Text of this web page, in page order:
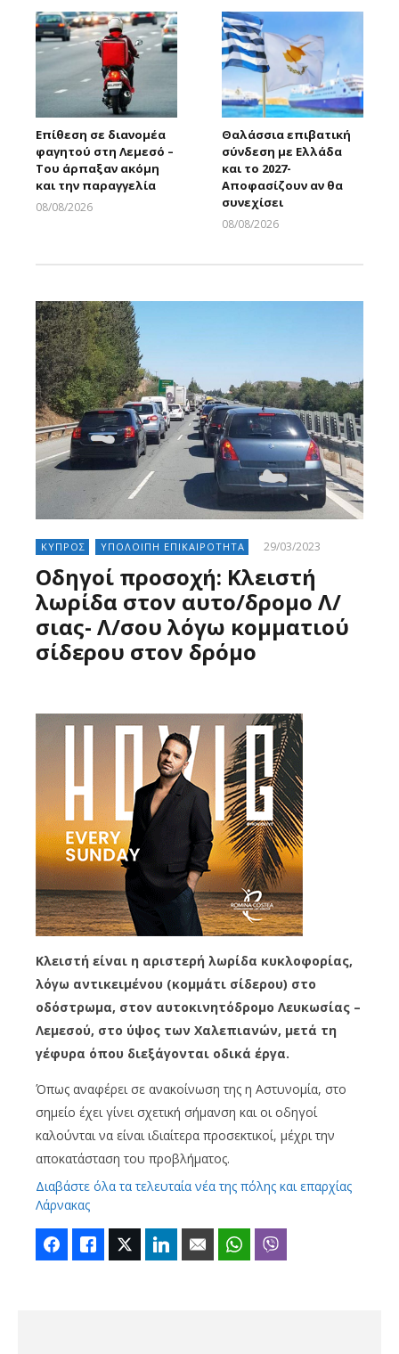
Επίθεση σε διανομέα
φαγητού στη Λεμεσό –
Του άρπαξαν ακόμη
και την παραγγελία
08/08/2026
Θαλάσσια επιβατική
σύνδεση με Ελλάδα
και το 2027-
Αποφασίζουν αν θα
συνεχίσει
08/08/2026
ΚΥΠΡΟΣ ΥΠΟΛΟΙΠΗ ΕΠΙΚΑΙΡΟΤΗΤΑ 29/03/2023
Οδηγοί προσοχή: Κλειστή
λωρίδα στον αυτο/δρομο Λ/
σιας- Λ/σου λόγω κομματιού
σίδερου στον δρόμο
Κλειστή είναι η αριστερή λωρίδα κυκλοφορίας,
λόγω αντικειμένου (κομμάτι σίδερου) στο
οδόστρωμα, στον αυτοκινητόδρομο Λευκωσίας –
Λεμεσού, στο ύψος των Χαλεπιανών, μετά τη
γέφυρα όπου διεξάγονται οδικά έργα.
Όπως αναφέρει σε ανακοίνωση της η Αστυνομία, στο
σημείο έχει γίνει σχετική σήμανση και οι οδηγοί
καλούνται να είναι ιδιαίτερα προσεκτικοί, μέχρι την
αποκατάσταση του προβλήματος.
Διαβάστε όλα τα τελευταία νέα της πόλης και επαρχίας
Λάρνακας
FacebookLike Twitter LinkedIn Email WhatsApp